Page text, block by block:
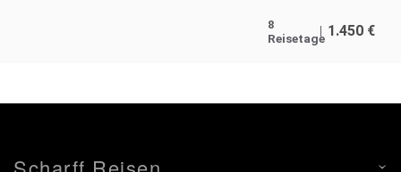
8
Reisetage 1.450 €